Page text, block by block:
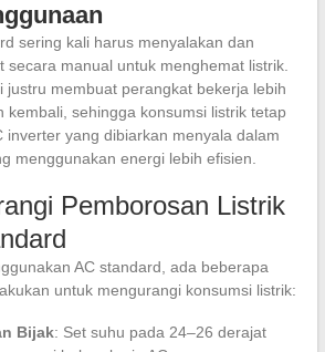
sering kali harus menyalakan dan
secara manual untuk menghemat listrik.
justru membuat perangkat bekerja lebih
kembali, sehingga konsumsi listrik tetap
inverter yang dibiarkan menyala dalam
menggunakan energi lebih efisien.
Pemborosan Listrik
AC standard, ada beberapa
untuk mengurangi konsumsi listrik:
Bijak: Set suhu pada 24–26 derajat